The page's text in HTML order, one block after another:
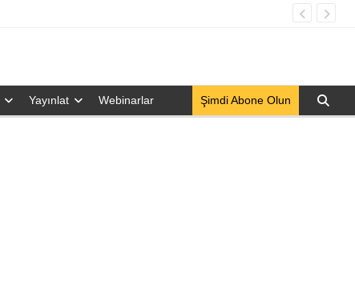
Yayınlat Şimdi Abone Olun
Webinarlar